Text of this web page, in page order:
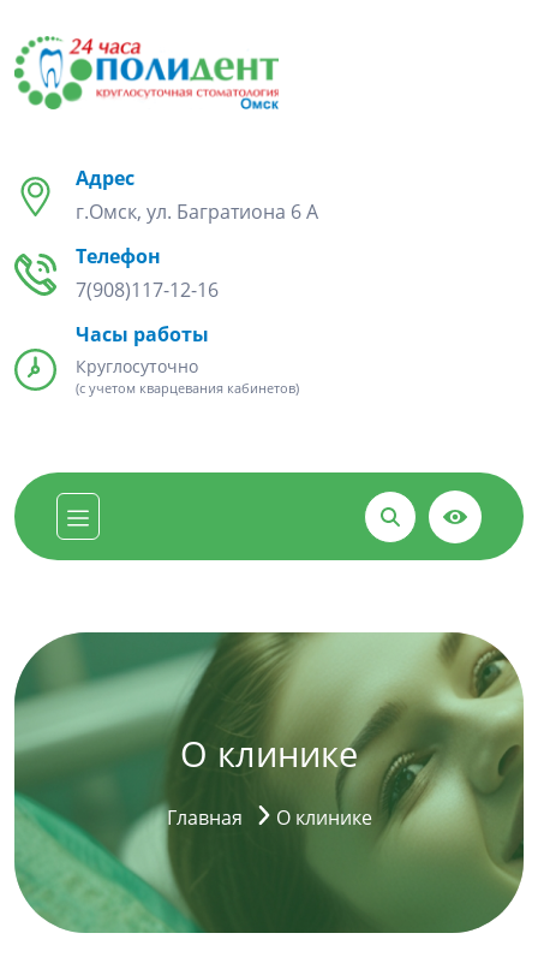
Адрес
г.Омск, ул. Багратиона 6 А
Телефон
7(908)117-12-16
Часы работы
Круглосуточно
(с учетом кварцевания кабинетов)
О клинике
Главная О клинике